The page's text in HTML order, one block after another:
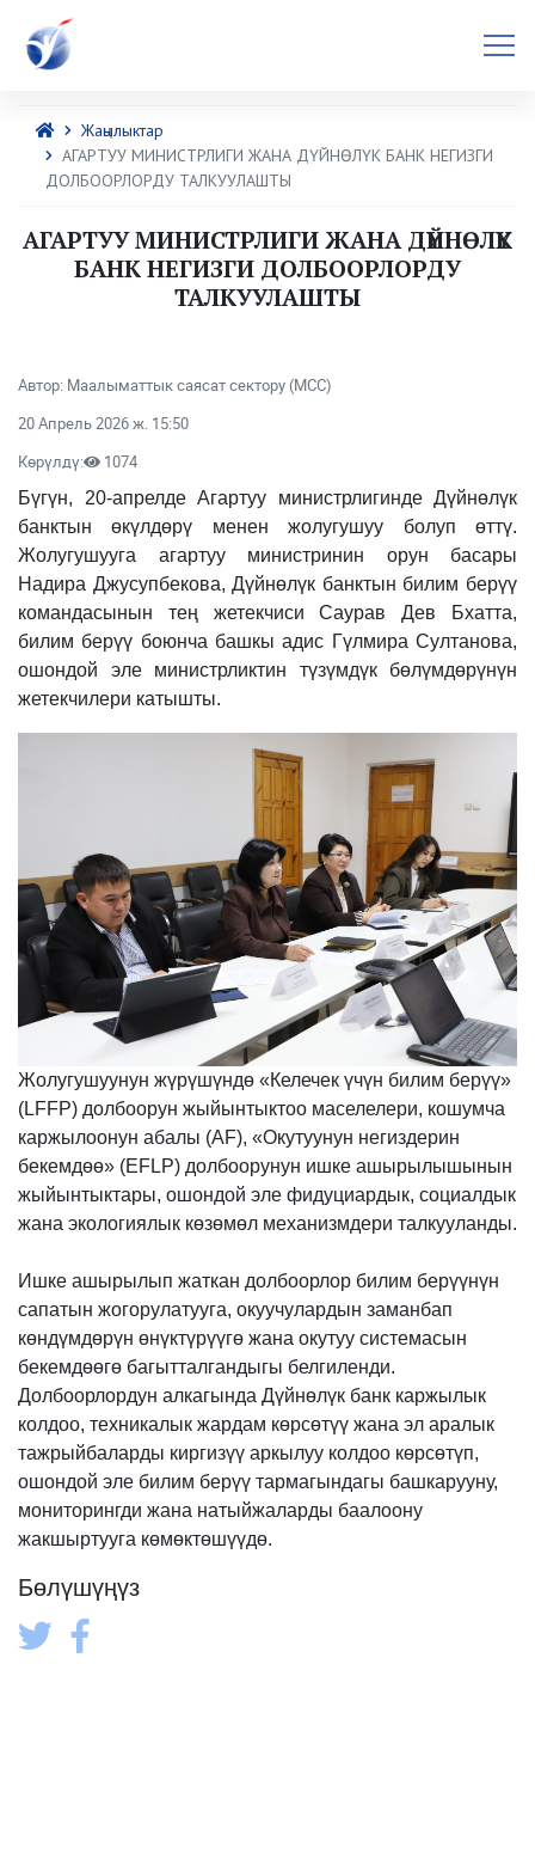
Жаңылыктар
АГАРТУУ МИНИСТРЛИГИ ЖАНА ДҮЙНӨЛҮК БАНК НЕГИЗГИ
ДОЛБООРЛОРДУ ТАЛКУУЛАШТЫ
АГАРТУУ МИНИСТРЛИГИ ЖАНА ДҮЙНӨЛҮК
БАНК НЕГИЗГИ ДОЛБООРЛОРДУ
ТАЛКУУЛАШТЫ
Автор: Маалыматтык саясат сектору (МСС)
20 Апрель 2026 ж. 15:50
Көрүлдү:
1074
Бүгүн, 20-апрелде Агартуу министрлигинде Дүйнөлүк
банктын өкүлдөрү менен жолугушуу болуп өттү.
Жолугушууга агартуу министринин орун басары
Надира Джусупбекова, Дүйнөлүк банктын билим берүү
командасынын тең жетекчиси Саурав Дев Бхатта,
билим берүү боюнча башкы адис Гүлмира Султанова,
ошондой эле министрликтин түзүмдүк бөлүмдөрүнүн
жетекчилери катышты.
Жолугушуунун жүрүшүндө «Келечек үчүн билим берүү»
(LFFP) долбоорун жыйынтыктоо маселелери, кошумча
каржылоонун абалы (AF), «Окутуунун негиздерин
бекемдөө» (EFLP) долбоорунун ишке ашырылышынын
жыйынтыктары, ошондой эле фидуциардык, социалдык
жана экологиялык көзөмөл механизмдери талкууланды.
Ишке ашырылып жаткан долбоорлор билим берүүнүн
сапатын жогорулатууга, окуучулардын заманбап
көндүмдөрүн өнүктүрүүгө жана окутуу системасын
бекемдөөгө багытталгандыгы белгиленди.
Долбоорлордун алкагында Дүйнөлүк банк каржылык
колдоо, техникалык жардам көрсөтүү жана эл аралык
тажрыйбаларды киргизүү аркылуу колдоо көрсөтүп,
ошондой эле билим берүү тармагындагы башкарууну,
мониторингди жана натыйжаларды баалоону
жакшыртууга көмөктөшүүдө.
Бөлүшүңүз